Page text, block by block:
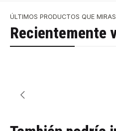
ÚLTIMOS PRODUCTOS QUE
Recientemente